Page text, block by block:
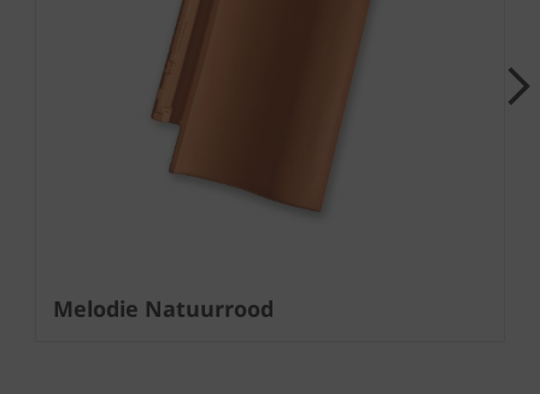
Melodie Natuurrood